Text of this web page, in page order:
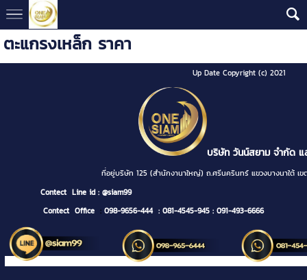
ตะแกรงเหล็ก ราคา
Up Date Copyright (c) 2021
บริษัท วันน์สยาม จำกัด แล
ที่อยู่บริษัท 125 (สำนักงานาใหญ่) ถ.ศรีนครินทร์ แขวงบางนาใ
Contect Line id : @siam99
Contect Office : 098-9656-444 : 081-4545-945 : 091-493-6666